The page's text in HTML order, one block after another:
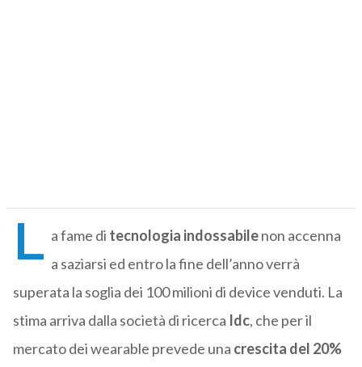
L a fame di tecnologia indossabilenon accenna
a saziarsi ed entro la fine dell’anno verrà
superata la soglia dei 100 milioni di device venduti. La
stima arriva dalla società di ricerca Idc, che per il
mercato dei wearable prevede una crescita del 20%